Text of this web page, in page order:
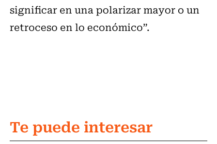
significar en una polarizar mayor o un
retroceso en lo económico”.
Te puede interesar